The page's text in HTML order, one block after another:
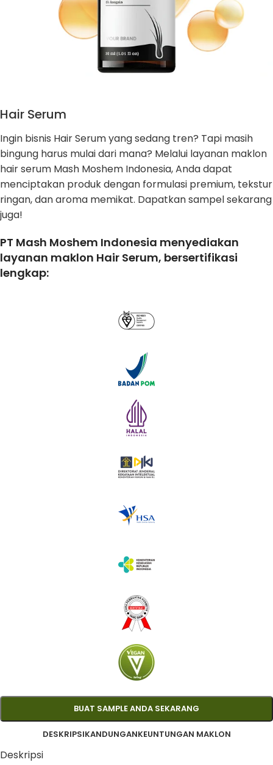
Hair Serum
Ingin bisnis Hair Serum yang sedang tren? Tapi masih
bingung harus mulai dari mana? Melalui layanan maklon
hair serum Mash Moshem Indonesia, Anda dapat
menciptakan produk dengan formulasi premium, tekstur
ringan, dan aroma memikat. Dapatkan sampel sekarang
juga!
PT Mash Moshem Indonesia menyediakan
layanan maklon Hair Serum, bersertifikasi
lengkap:
BUAT SAMPLE ANDA SEKARANG
DESKRIPSIKANDUNGANKEUNTUNGAN MAKLON
Deskripsi